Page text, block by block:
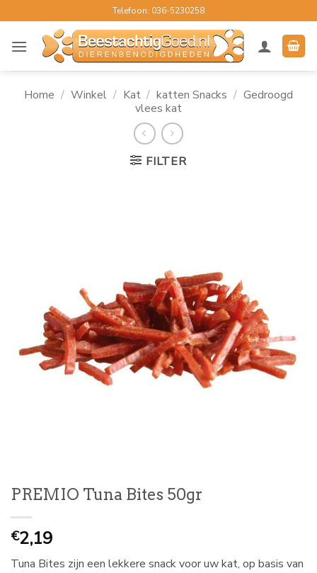
naar
inhoud
Telefoon: 036-5230258
Home / Winkel / Kat / katten Snacks / Gedroogd
vlees kat
FILTER
PREMIO Tuna Bites 50gr
€2,19
Tuna Bites zijn een lekkere snack voor uw kat, op basis van